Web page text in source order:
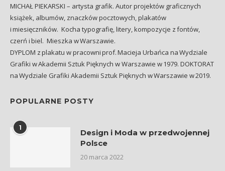
MICHAŁ PIEKARSKI – artysta grafik. Autor projektów graficznych
książek, albumów, znaczków pocztowych, plakatów
i miesięczników. Kocha typografię, litery, kompozycje z fontów,
czerń i biel. Mieszka w Warszawie.
DYPLOM z plakatu w pracowni prof. Macieja Urbańca na Wydziale
Grafiki w Akademii Sztuk Pięknych w Warszawie w 1979. DOKTORAT
na Wydziale Grafiki Akademii Sztuk Pięknych w Warszawie w 2019.
POPULARNE POSTY
1
Design i Moda w przedwojennej
Polsce
20 marca 2022